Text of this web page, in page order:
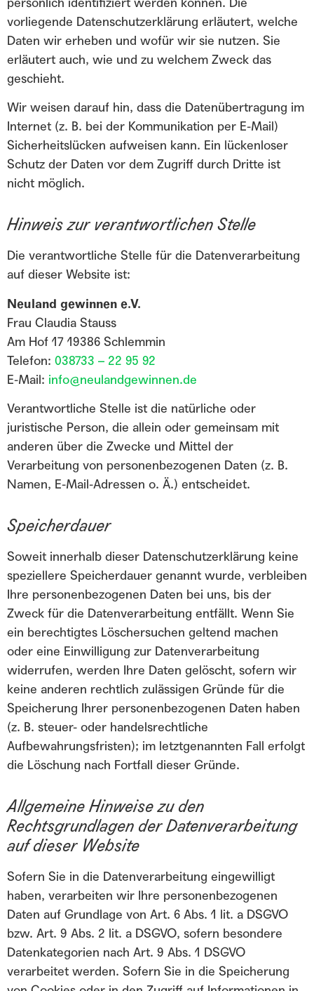
vorliegende Datenschutzerklärung erläutert, welche
Daten wir erheben und wofür wir sie nutzen. Sie
erläutert auch, wie und zu welchem Zweck das
geschieht.
Wir weisen darauf hin, dass die Datenübertragung im
Internet (z. B. bei der Kommunikation per E-Mail)
Sicherheitslücken aufweisen kann. Ein lückenloser
Schutz der Daten vor dem Zugriff durch Dritte ist
nicht möglich.
Hinweis zur verantwortlichen Stelle
Die verantwortliche Stelle für die Datenverarbeitung
auf dieser Website ist:
Neuland gewinnen e.V.
Frau Claudia Stauss
Am Hof 17 19386 Schlemmin
Telefon: 038733 – 22 95 92
E-Mail: info@neulandgewinnen.de
Verantwortliche Stelle ist die natürliche oder
juristische Person, die allein oder gemeinsam mit
anderen über die Zwecke und Mittel der
Verarbeitung von personenbezogenen Daten (z. B.
Namen, E-Mail-Adressen o. Ä.) entscheidet.
Speicherdauer
Soweit innerhalb dieser Datenschutzerklärung keine
speziellere Speicherdauer genannt wurde, verbleiben
Ihre personenbezogenen Daten bei uns, bis der
Zweck für die Datenverarbeitung entfällt. Wenn Sie
ein berechtigtes Löschersuchen geltend machen
oder eine Einwilligung zur Datenverarbeitung
widerrufen, werden Ihre Daten gelöscht, sofern wir
keine anderen rechtlich zulässigen Gründe für die
Speicherung Ihrer personenbezogenen Daten haben
(z. B. steuer- oder handelsrechtliche
Aufbewahrungsfristen); im letztgenannten Fall erfolgt
die Löschung nach Fortfall dieser Gründe.
Allgemeine Hinweise zu den
Rechtsgrundlagen der Datenverarbeitung
auf dieser Website
Sofern Sie in die Datenverarbeitung eingewilligt
haben, verarbeiten wir Ihre personenbezogenen
Daten auf Grundlage von Art. 6 Abs. 1 lit. a DSGVO
bzw. Art. 9 Abs. 2 lit. a DSGVO, sofern besondere
Datenkategorien nach Art. 9 Abs. 1 DSGVO
verarbeitet werden. Sofern Sie in die Speicherung